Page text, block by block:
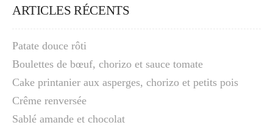
ARTICLES RÉCENTS
Patate douce rôti
Boulettes de bœuf, chorizo et sauce tomate
Cake printanier aux asperges, chorizo et petits pois
Crême renversée
Sablé amande et chocolat